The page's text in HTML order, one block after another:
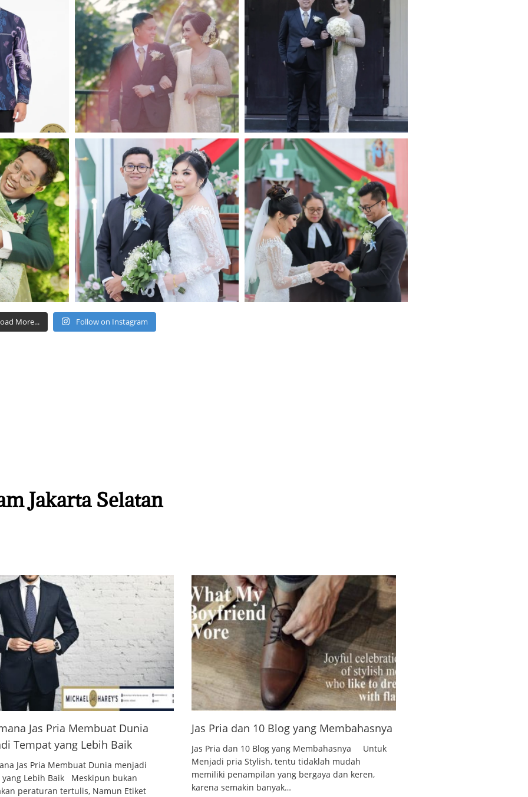
More... Follow on Instagram
Jakarta Selatan
Jas Pria Membuat Dunia
Tempat yang Lebih Baik
Jas Pria Membuat Dunia menjadi
yang Lebih Baik Meskipun bukan
peraturan tertulis, Namun Etiket
Jas Pria dan 10 Blog yang Membahasnya
Jas Pria dan 10 Blog yang Membahasnya Untuk
Menjadi pria Stylish, tentu tidaklah mudah
memiliki penampilan yang bergaya dan keren,
karena semakin banyak…